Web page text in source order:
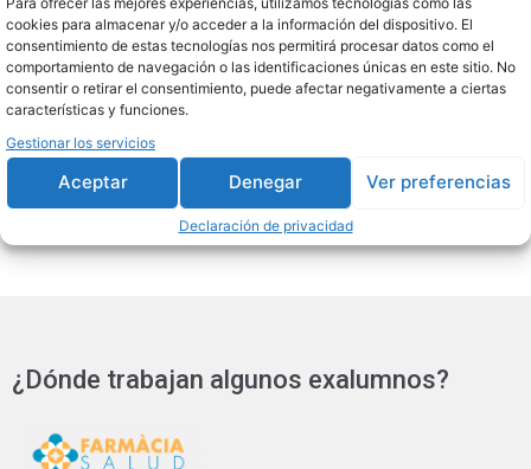
cookies para almacenar y/o acceder a la información del dispositivo. El
consentimiento de estas tecnologías nos permitirá procesar datos como el
comportamiento de navegación o las identificaciones únicas en este sitio. No
consentir o retirar el consentimiento, puede afectar negativamente a ciertas
características y funciones.
Gestionar los servicios
Aceptar Denegar Ver preferencias
Declaración de privacidad
Auxiliar de Farmacia.
Parafarmacia.
Asistente en Clínicas y Hospitales.
Promoción y Ventas de Productos
Farmacéuticos y Parafarmacéuticos.
Distribución y Almacenes Farmacéuticos.
¿Dónde trabajan algunos exalumnos?